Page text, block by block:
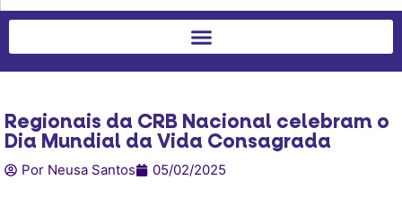
Regionais da CRB Nacional celebram o
Dia Mundial da Vida Consagrada
Por Neusa Santos 05/02/2025